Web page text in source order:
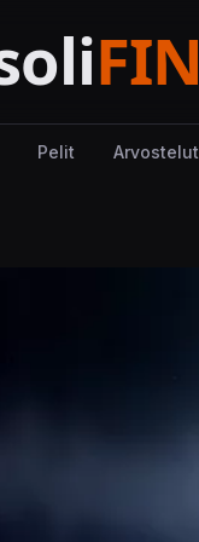
Pelit Arvostelut